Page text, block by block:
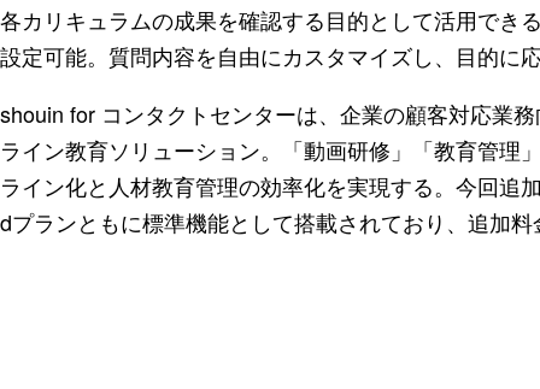
各カリキュラムの成果を確認する目的として活用でき
設定可能。質問内容を自由にカスタマイズし、目的に
shouin for コンタクトセンターは、企業の顧客対応業
ライン教育ソリューション。「動画研修」「教育管理
ライン化と人材教育管理の効率化を実現する。今回追
dプランともに標準機能として搭載されており、追加